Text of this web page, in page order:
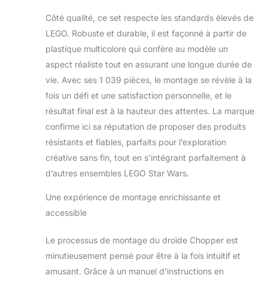
pour enfant dès 10
ans, fan de la saga,
à construire et à
exposer – La
figurine principale
est accompagnée
d’une plaque
un présentoir
pouvant aussi
accueillir la figurine
LEGO de taille
Chopper (C1-10P)
Cadeau LEGO Star
Wars pour les
construction est un
superbe cadeau
d’anniversaire pour
Côté qualité, ce set respecte les standards élevés de
LEGO. Robuste et durable, il est façonné à partir de
plastique multicolore qui confère au modèle un
aspect réaliste tout en assurant une longue durée de
vie. Avec ses 1 039 pièces, le montage se révèle à la
fois un défi et une satisfaction personnelle, et le
résultat final est à la hauteur des attentes. La marque
confirme ici sa réputation de proposer des produits
résistants et fiables, parfaits pour l’exploration
créative sans fin, tout en s’intégrant parfaitement à
d’autres ensembles LEGO Star Wars.
Une expérience de montage enrichissante et
accessible
Le processus de montage du droïde Chopper est
minutieusement pensé pour être à la fois intuitif et
amusant. Grâce à un manuel d’instructions en